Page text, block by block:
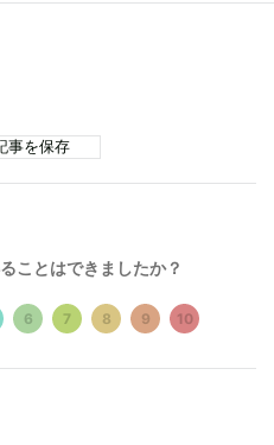
事を保存
ことはできましたか？
6 7 8 9 10